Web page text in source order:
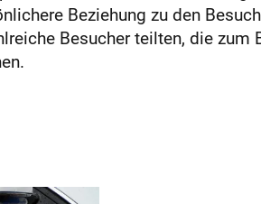
Beziehung zu den
Besucher teilten, die